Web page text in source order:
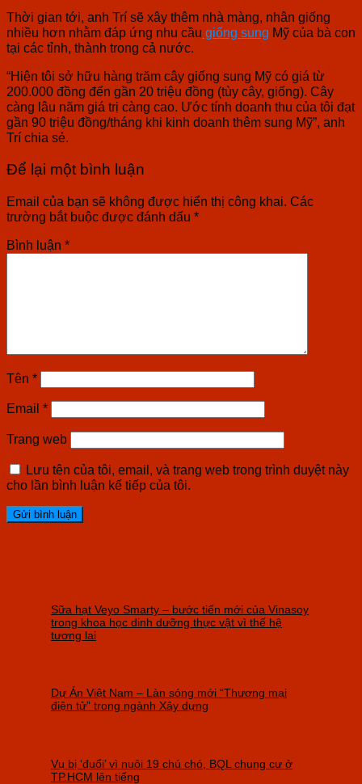
Thời gian tới, anh Trí sẽ xây thêm nhà màng, nhân giống
nhiều hơn nhằm đáp ứng nhu cầu giống sung Mỹ của bà con
tại các tỉnh, thành trong cả nước.
“Hiện tôi sở hữu hàng trăm cây giống sung Mỹ có giá từ
200.000 đồng đến gần 20 triệu đồng (tùy cây, giống). Cây
càng lâu năm giá trị càng cao. Ước tính doanh thu của tôi đạt
gần 90 triệu đồng/tháng khi kinh doanh thêm sung Mỹ”, anh
Trí chia sẻ.
Để lại một bình luận
Email của bạn sẽ không được hiển thị công khai. Các
trường bắt buộc được đánh dấu *
Bình luận *
Tên *
Email *
Trang web
Lưu tên của tôi, email, và trang web trong trình duyệt này
cho lần bình luận kế tiếp của tôi.
Sữa hạt Veyo Smarty – bước tiến mới của Vinasoy
trong khoa học dinh dưỡng thực vật vì thế hệ
tương lai
Dự Án Việt Nam – Làn sóng mới “Thương mại
điện tử” trong ngành Xây dựng
Vụ bị ‘đuổi’ vì nuôi 19 chú chó, BQL chung cư ở
TP.HCM lên tiếng